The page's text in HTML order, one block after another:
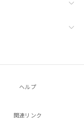
ヘルプ
関連リンク